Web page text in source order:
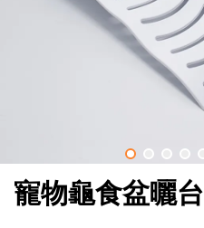
寵物龜食盆曬台